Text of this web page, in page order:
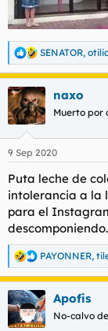
R
e
a
c
c
i
e
:
SENATOR,
naxo
Muerto por
9 Sep 2020
Puta leche de
intolerancia a la
para el
descomponiendo.
R
e
c
c
i
PAYONNER,
Apofis
No-calvo